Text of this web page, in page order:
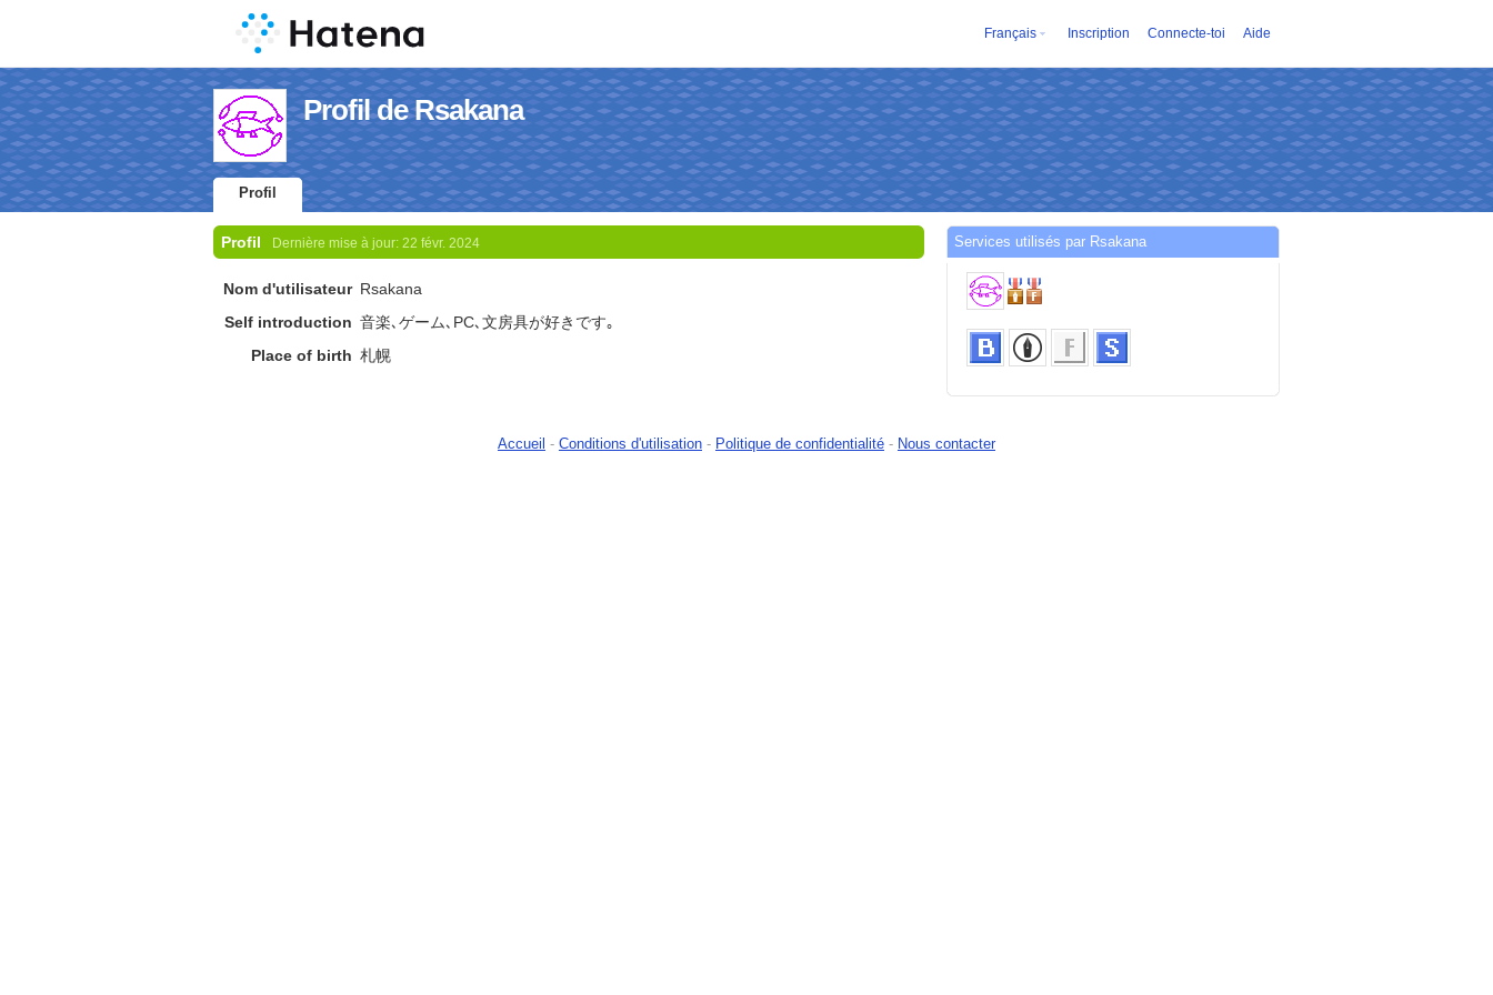
Français Inscription Connecte-toi Aide
Profil de Rsakana
Profil
Profil Dernière mise à jour: 22 févr. 2024
Nom d'utilisateur Rsakana
Self introduction 音楽､ゲーム､PC､文房具が好きです｡
Place of birth 札幌
Services utilisés par Rsakana
Accueil - Conditions d'utilisation - Politique de confidentialité - Nous contacter